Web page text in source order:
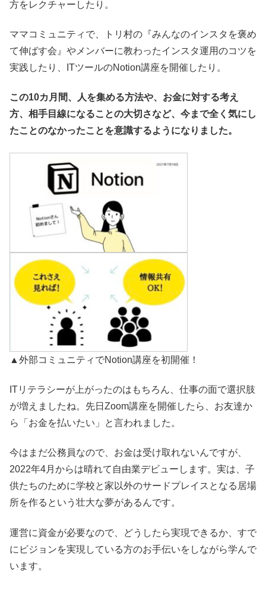
方をレクチャーしたり。
ママコミュニティで、トリ村の『みんなのインスタを褒め
て伸ばす会』やメンバーに教わったインスタ運用のコツを
実践したり、ITツールのNotion講座を開催したり。
この10カ月間、人を集める方法や、お金に対する考え
方、相手目線になることの大切さなど、今まで全く気にし
たことのなかったことを意識するようになりました。
▲外部コミュニティでNotion講座を初開催！
ITリテラシーが上がったのはもちろん、仕事の面で選択肢
が増えましたね。先日Zoom講座を開催したら、お友達か
ら「お金を払いたい」と言われました。
今はまだ公務員なので、お金は受け取れないんですが、
2022年4月からは晴れて自由業デビューします。実は、子
供たちのために学校と家以外のサードプレイスとなる居場
所を作るという壮大な夢があるんです。
運営に資金が必要なので、どうしたら実現できるか、すで
にビジョンを実現している方のお手伝いをしながら学んで
います。